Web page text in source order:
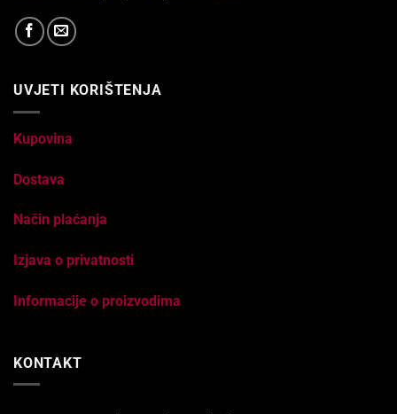
UVJETI KORIŠTENJA
Kupovina
Dostava
Način plaćanja
Izjava o privatnosti
Informacije o proizvodima
KONTAKT